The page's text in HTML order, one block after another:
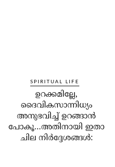
SPIRITUAL LIFE
ഉറക്കമില്ലേ,
ദൈവികസാന്നിധ്യം
അനുഭവിച്ച് ഉറങ്ങാന്‍
പോകൂ…അതിനായി ഇതാ
ചില നിര്‍ദ്ദേശങ്ങള്‍: